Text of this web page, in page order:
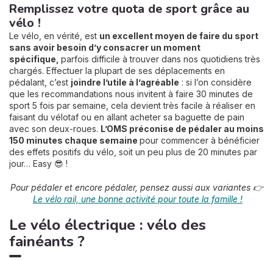
Remplissez votre quota de sport grâce au
vélo !
Le vélo, en vérité, est un excellent moyen de faire du sport
sans avoir besoin d’y consacrer un moment
spécifique, parfois difficile à trouver dans nos quotidiens très
chargés. Effectuer la plupart de ses déplacements en
pédalant, c’est joindre l’utile à l’agréable : si l’on considère
que les recommandations nous invitent à faire 30 minutes de
sport 5 fois par semaine, cela devient très facile à réaliser en
faisant du vélotaf ou en allant acheter sa baguette de pain
avec son deux-roues. L’OMS préconise de pédaler au moins
150 minutes chaque semaine pour commencer à bénéficier
des effets positifs du vélo, soit un peu plus de 20 minutes par
jour… Easy 😎 !
Pour pédaler et encore pédaler, pensez aussi aux variantes 👉
Le vélo rail, une bonne activité pour toute la famille !
Le vélo électrique : vélo des
fainéants ?